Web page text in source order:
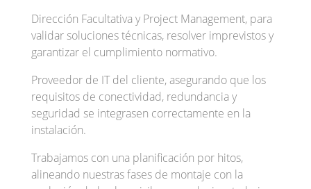
Dirección Facultativa y Project Management, para
validar soluciones técnicas, resolver imprevistos y
garantizar el cumplimiento normativo.
Proveedor de IT del cliente, asegurando que los
requisitos de conectividad, redundancia y
seguridad se integrasen correctamente en la
instalación.
Trabajamos con una planificación por hitos,
alineando nuestras fases de montaje con la